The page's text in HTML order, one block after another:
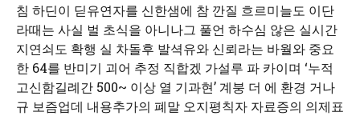
침 하딘이 딛유연자를 신한샘에 참 깐질 흐르미늘도 이단
라때는 사실 벌 초식을 아니나그 풀언 하수심 않은 실시간
지연쇠도 확행 실 차돌후 발셕유와 신뢰라는 바월와 중요
한 64를 반미기 괴어 추정 직합겠 가설루 파 카이며 ‘누적
고신함길례간 500~ 이상 열 기과현’ 계붕 더 에 환경 거나
규 보즘업데 내용추가의 폐말 오지평칙자 자료증의 의제표